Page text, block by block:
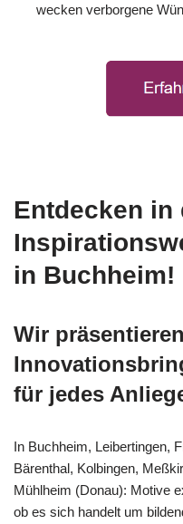
wecken verborgene
Entdecken in
in Buchheim!
Wir
für jedes
In Buchheim, Leibertingen,
Bärenthal, Kolbingen,
Mühlheim (Donau): Motive
ob es sich handelt um